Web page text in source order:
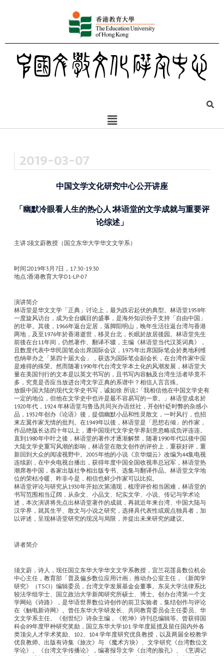
2019-03-07
中国文学文化研究中心公开讲座
「幽默冷眼看人生的热心人∶林语堂的文学成就与重要评
论综述」
主讲∶须文蔚教授（国立东华大学华文文学系）
时间∶2019年3月7日，17:30-19:30
地点∶香港教育大学D1-LP-07
演讲简介
林语堂是华文文学「正典」讨论上，最为跌宕起伏的典型。林语堂1958年
一度旋风访台，成为全台瞩目的盛事，是海外知识份子支持「自由中国」
的壮举。其後，1966年返台定居，落脚阳明山，晚年生活往返台湾与香港
两地，及至1976年於香港逝世，移灵台北，长眠於故居後园。林语堂先生
前後在台11年间，仍然著作、翻译不辍，主编《林语堂当代汉英词典》，
且数度代表中华民国笔会出席国际会议，1975年出席国际笔会於奥地利维
也纳举办之「第四十届大会」，获选为国际笔会副会长，在台湾作家中应
是难得的殊荣。然而随著1990年代台湾文学本土化的风潮发展，林语堂大
量在美国刊行的文本是以英文书写的，且书写内容触及台湾生活者毕竟不
多，究竟是否应当放进台湾文学正典的系谱中？相信人言言殊。
放眼中国大陆的现代文学史书写，诚如徐 所说∶「我相信他在中国文学史有
一定的地位，但他在文学史中也许是最不容易写的一章。」林语堂成名於
1920年代，1924 年林语堂与鲁迅共同兴办语丝社，开创针砭时弊的杂感小
品，1932年创办《论语》後，提倡幽默小品和性灵散文，一时风行，也招
来左翼作家无情的批判。在1949年以後，林语堂是「思想右倾」的作家，
作品绝版长达四十年以上，遭中国现代文学史学界刻意忽略或负评连连。
直到1980年中叶之後，林语堂的著作才逐渐解禁，随著1990年代以後中国
大陆文学史重写风潮的影响，林语堂在散文创作的评价上，重获好评，重
新回到大众的阅读视野中。2005年他的小说《京华烟云》改编为44集电视
连续剧，在中央电视台播出，获得年度中国全国收视率总冠军，林语堂热
潮席卷中国，各家出版社争相出版专书、选集与翻译作品。林语堂文学地
位的荣枯冷暖、昨非今是，相信也鲜少作家可以比拟。
林语堂评论与研究从1930年开始次第涌现，梳理评价相当困难，林语堂的
书写范围相当辽阔，从杂文、小品文、纪实文学、小说、传记与学术论
述，本次演讲将先点出林语堂著作的成就，再就近年来台湾、中国大陆与
汉学界，就其生平、散文与小说之研究，选择具代表性或观点独具者，加
以评述，呈现林语堂研究的现况与局限，并提出未来研究的建议。
讲者简介
须文蔚，诗人，现任国立东华大学华文文学系教授，宜兰花莲县数位机会
中心主任，教育部「普及偏乡数位应用计画」推动办公室主任，《新闻学
研究》（TSCI）编辑委员，台湾文学发展基金会董事。东吴大学法律系比
较法学组学士、国立政治大学新闻研究所硕士、博士。创办台湾第一个文
学网站《诗路》，是华语世界数位诗创作的前卫实验者，集结创作与评论
在《触电新诗网》。曾任东华大学研发长、共同教育委员会主任委员、华
文文学系主任、《创世纪》诗杂主编，《乾坤》诗刊总编辑等。曾获得国
科会89年度甲种研究奖励，国立东华大学101 学年度延揽及留任国内外各
类顶尖人才学术奖励、102、104 学年度研究优良教授，以及两届全校教学
优良教师。出版有诗集《旅次》与 《魔术方块》、文学研究《台湾数位文
学论》、《台湾文学传播论》，编著报导文学《台湾的脸孔》、《烹调记